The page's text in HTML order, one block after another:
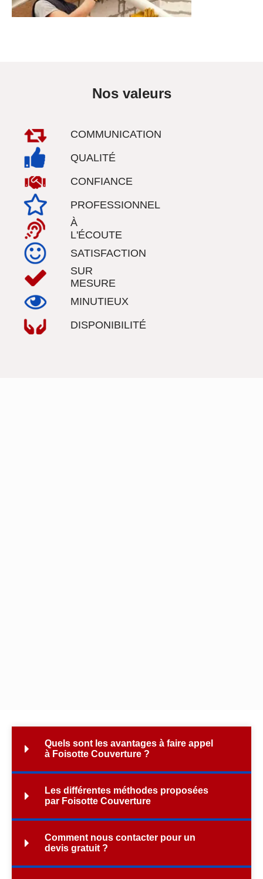
Nos valeurs
COMMUNICATION
QUALITÉ
CONFIANCE
PROFESSIONNEL
À
L'ÉCOUTE
SATISFACTION
SUR
MESURE
MINUTIEUX
DISPONIBILITÉ
Quels sont les avantages à faire appel
à Foisotte Couverture ?
Les différentes méthodes proposées
par Foisotte Couverture
Comment nous contacter pour un
devis gratuit ?